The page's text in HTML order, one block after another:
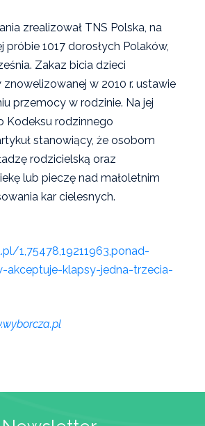
zrealizował TNS Polska, na
1017 dorosłych Polaków,
Zakaz bicia dzieci
w 2010 r. ustawie
przemocy w rodzinie. Na jej
Kodeksu rodzinnego
stanowiący, że osobom
rodzicielską oraz
lub pieczę nad małoletnim
kar cielesnych.
1,75478,19211963,ponad-
akceptuje-klapsy-jedna-trzecia-